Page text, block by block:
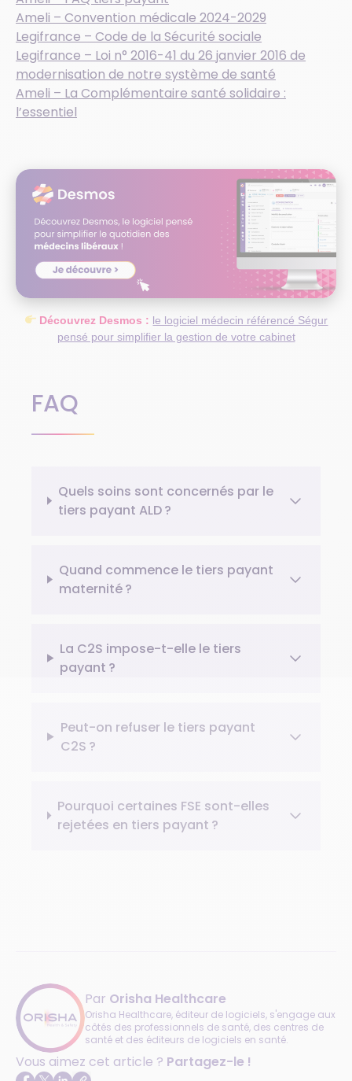
Ameli – Convention médicale 2024-2029
Legifrance – Code de la Sécurité sociale
Legifrance – Loi n° 2016-41 du 26 janvier 2016 de
modernisation de notre système de santé
Ameli – La Complémentaire santé solidaire :
l’essentiel
Découvrez Desmos : le logiciel médecin référencé Ségur
pensé pour simplifier la gestion de votre cabinet
FAQ
Quels soins sont concernés par le
tiers payant ALD ?
Quand commence le tiers payant
maternité ?
La C2S impose-t-elle le tiers
payant ?
Peut-on refuser le tiers payant
C2S ?
Pourquoi certaines FSE sont-elles
rejetées en tiers payant ?
Par Orisha Healthcare
Orisha Healthcare, éditeur de logiciels, s'engage aux
côtés des professionnels de santé, des centres de
santé et des éditeurs de logiciels en santé.
Vous aimez cet article ? Partagez-le !